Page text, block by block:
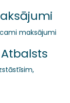
maksājumi